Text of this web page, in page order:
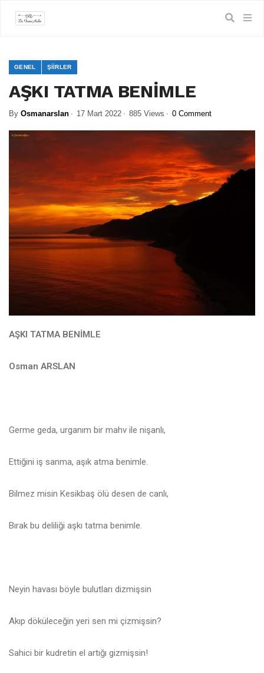
GENEL ŞIIRLER
AŞKI TATMA BENİMLE
By Osmanarslan 17 Mart 2022 885 Views 0 Comment
AŞKI TATMA BENİMLE
Osman ARSLAN
Germe geda, urganım bir mahv ile nişanlı,
Ettiğini iş sanma, aşık atma benimle.
Bilmez misin Kesikbaş ölü desen de canlı,
Bırak bu deliliği aşkı tatma benimle.
Neyin havası böyle bulutları dizmişsin
Akıp döküleceğin yeri sen mi çizmişsin?
Sahici bir kudretin el artığı gizmişsin!